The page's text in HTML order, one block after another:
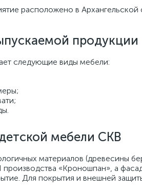
расположено в
продукции
следующие виды мебели:
мебели СКВ
материалов (древесины
«Кроношпан», а
Для покрытия и внешней